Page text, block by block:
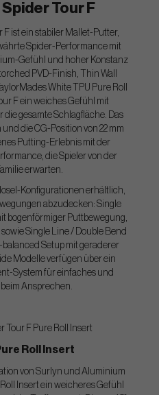
Tour F
F ist ein stabiler Mallet-Putter,
Spider-Performance mit
Gefühl und hoher Konstanz
PVD-Finish, Thin Wall
White TPU Pure Roll
F ein weiches Gefühl mit
gesamte Schlagfläche. Das
die CG-Position von 22 mm
Putting-Erlebnis mit der
die Spieler von der
erwarten.
Konfigurationen erhältlich,
abzudecken: Single
bogenförmiger Puttbewegung,
Single Line / Double Bend
balanced Setup mit geraderer
Modelle verfügen über ein
System für einfaches und
Ansprechen.
Roll Insert
von Surlyn und Aluminium
Insert ein weicheres Gefühl